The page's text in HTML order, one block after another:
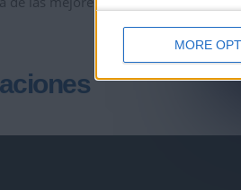
MORE